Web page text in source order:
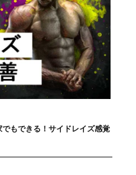
でもできる！サイドレイズ感覚